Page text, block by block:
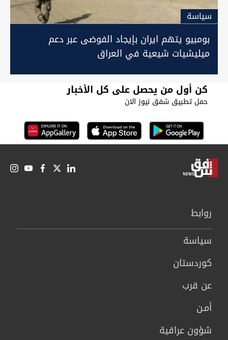
سیاسة
بومبيو يتهم ايران بإيجاد الفوضى عبر دعم
ميليشيات شيعية في العراق
كن أول من يحصل على كل الأخبار
حمل تطبيق شفق نيوز الان
روابط
سیاسة
كوردستان
عن قرب
أمـن
شؤون عراقية